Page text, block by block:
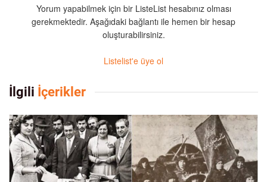
Yorum yapabilmek için bir ListeList hesabınız olması
gerekmektedir. Aşağıdaki bağlantı ile hemen bir hesap
oluşturabilirsiniz.
Listelist'e üye ol
İlgili İçerikler